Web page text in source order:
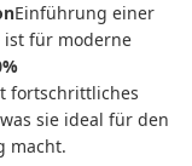
Einführung einer
ist für moderne
fortschrittliches
sie ideal für den
macht.